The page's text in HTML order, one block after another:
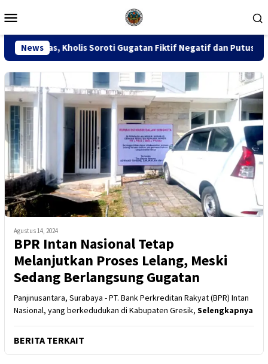
ke
Mobile
News
Soroti Gugatan Fiktif Negatif dan Putusan PK 155
Agustus 14, 2024
BPR Intan Nasional Tetap
Melanjutkan Proses Lelang, Meski
Sedang Berlangsung Gugatan
Panjinusantara, Surabaya - PT. Bank Perkreditan Rakyat (BPR) Intan
Nasional, yang berkedudukan di Kabupaten Gresik, Selengkapnya
BERITA TERKAIT